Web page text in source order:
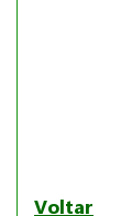
Voltar